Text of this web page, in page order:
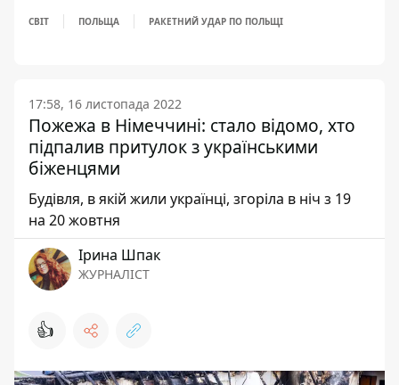
СВІТ ПОЛЬЩА РАКЕТНИЙ УДАР ПО ПОЛЬЩІ
17:58, 16 листопада 2022
Пожежа в Німеччині: стало відомо, хто
підпалив притулок з українськими
біженцями
Будівля, в якій жили українці, згоріла в ніч з 19
на 20 жовтня
Ірина Шпак
ЖУРНАЛІСТ
👍